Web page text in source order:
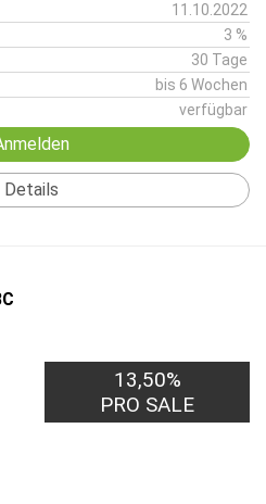
11.10.2022
3 %
30 Tage
bis 6 Wochen
verfügbar
Details
3,00€
PRO LEAD
13,50%
PRO SALE